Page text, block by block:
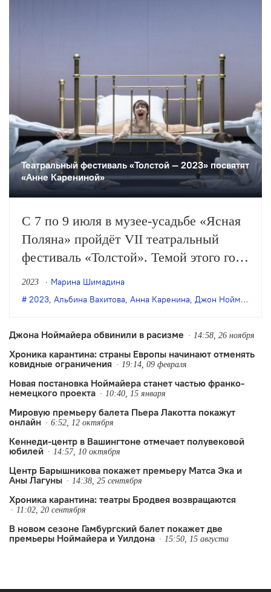
Театральный фестиваль «Толстой — 2023» посвятят
«Анне Карениной»
С 7 по 9 июля в музее-усадьбе «Ясная
Поляна» пройдёт VII театральный
фестиваль «Толстой». Темой этого года
станет «Анна Каренина». Фестиваль
откроется одноимённым балетом
Ноймайера.
2023
Марина Шимадина
2023, Альбина Вахитова, Анна Каренина, Джон Ноймайер
Джона Ноймайера обвинили в расизме 14:58, 26 ноября
Хроника карантина: страны Европы начинают отменять
ковидные ограничения
19:14, 09 февраля
Новая постановка Ноймайера станет частью франко-
немецкого проекта
10:40, 15 января
Мировую премьеру балета Пьера Лакотта покажут
онлайн
6:52, 12 октября
Кеннеди-центр в Вашингтоне отмечает полувековой
юбилей
14:57, 10 октября
Центр Барышникова покажет премьеру Матса Эка и
Аны Лагуны
14:38, 25 сентября
Хроника карантина: театры Бродвея возвращаются
11:02, 20 сентября
В новом сезоне Гамбургский балет покажет две
премьеры Ноймайера и Уилдона
15:50, 15 августа